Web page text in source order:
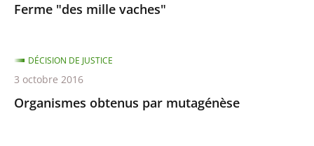
Ferme "des mille vaches"
Organismes obtenus par mutagénèse
DÉCISION DE JUSTICE
3 octobre 2016